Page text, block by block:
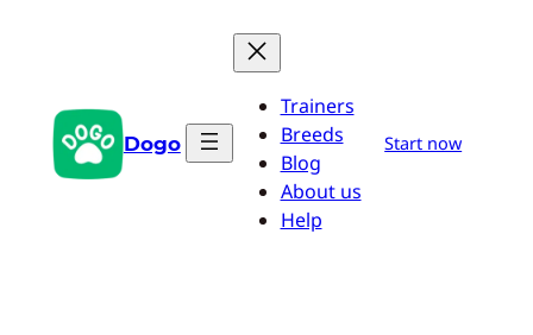
conteúdo Dogo
Trainers
Breeds
Blog
About us
Help
Start now